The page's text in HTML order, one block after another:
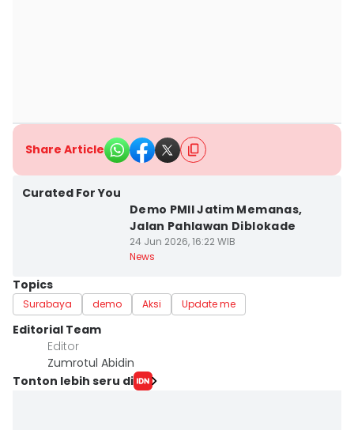
Share Article
Curated For You
Demo PMII Jatim Memanas,
Jalan Pahlawan Diblokade
24 Jun 2026, 16:22 WIB
News
Topics
Surabaya demo Aksi Update me
Editorial Team
Editor
Zumrotul Abidin
Tonton lebih seru di